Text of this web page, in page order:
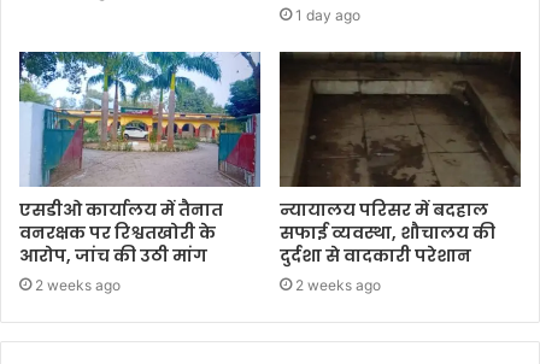
1 day ago
एसडीओ कार्यालय में तैनात
वनरक्षक पर रिश्वतखोरी के
आरोप, जांच की उठी मांग
2 weeks ago
न्यायालय परिसर में बदहाल
सफाई व्यवस्था, शौचालय की
दुर्दशा से वादकारी परेशान
2 weeks ago